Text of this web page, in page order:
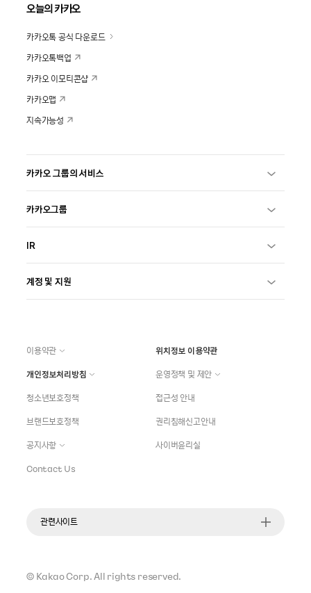
오늘의 카카오
카카오톡 공식 다운로드
카카오톡백업
카카오 이모티콘샵
카카오맵
지속가능성
카카오 그룹의 서비스
카카오그룹
IR
계정 및 지원
이용약관
위치정보 이용약관
개인정보처리방침
운영정책 및 제안
청소년보호정책
접근성 안내
브랜드보호정책
권리침해신고안내
공지사항
사이버윤리실
Contact Us
관련사이트
© Kakao Corp.All rights reserved.